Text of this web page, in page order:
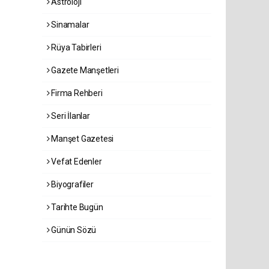
Sinamalar
Rüya Tabirleri
Gazete Manşetleri
Firma Rehberi
Seri İlanlar
Manşet Gazetesi
Vefat Edenler
Biyografiler
Tarihte Bugün
Günün Sözü